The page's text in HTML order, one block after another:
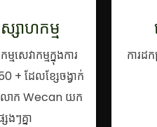
ាហកម្ម
េវាកម្មក្នុងការ
+ ដែលខ្សែចង្វាក់
លោក Wecan យក
ៗគ្នា
ការដ